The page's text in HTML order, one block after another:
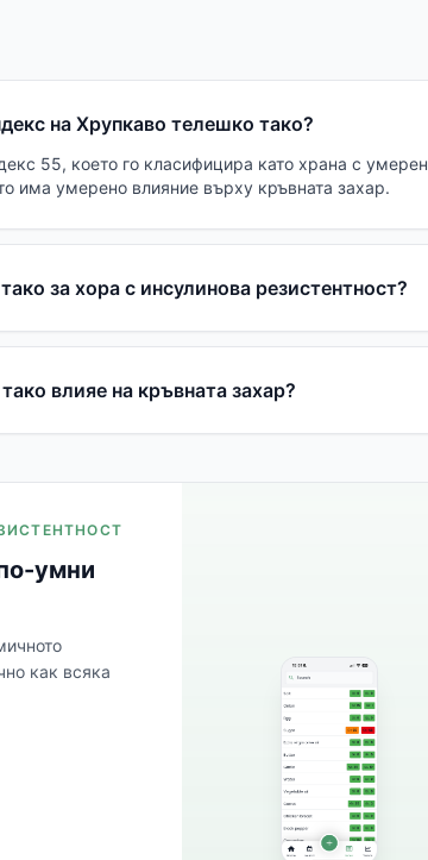
на Хрупкаво телешко тако?
55, което го класифицира като храна с умерен
има умерено влияние върху кръвната захар.
за хора с инсулинова резистентност?
влияе на кръвната захар?
умни
как всяка